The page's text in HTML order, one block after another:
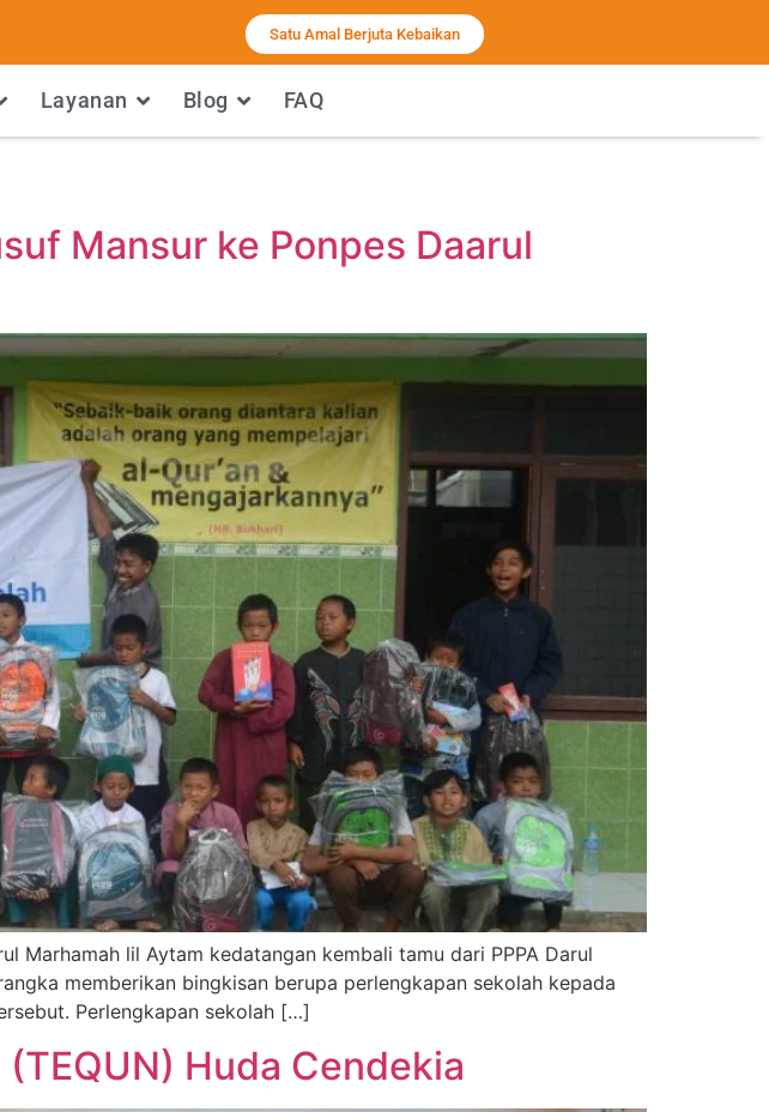
Satu Amal Berjuta Kebaikan
Layanan Blog FAQ
Mansur ke Ponpes Daarul
Marhamah lil Aytam kedatangan kembali tamu dari PPPA Darul
memberikan bingkisan berupa perlengkapan sekolah kepada
Perlengkapan sekolah […]
Huda Cendekia